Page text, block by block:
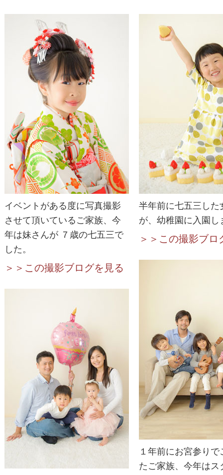
イベントがある度に写真撮影
させて頂いているご家族、今
年は妹さんが ７歳の七五三で
した。
＞＞この撮影ブログを見る
半年前に七五三した
が、幼稚園に入園し
＞＞この撮影ブロ
１年前にお宮参りで
たご家族、今年はス